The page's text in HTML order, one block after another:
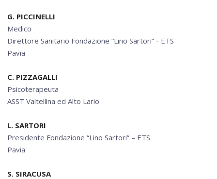
G. PICCINELLI
Medico
Direttore Sanitario Fondazione “Lino Sartori” - ETS
Pavia
C. PIZZAGALLI
Psicoterapeuta
ASST Valtellina ed Alto Lario
L. SARTORI
Presidente Fondazione “Lino Sartori” – ETS
Pavia
S. SIRACUSA